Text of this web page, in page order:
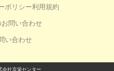
ポリシー利用規約
問い合わせ
い合わせ
会社京栄センター